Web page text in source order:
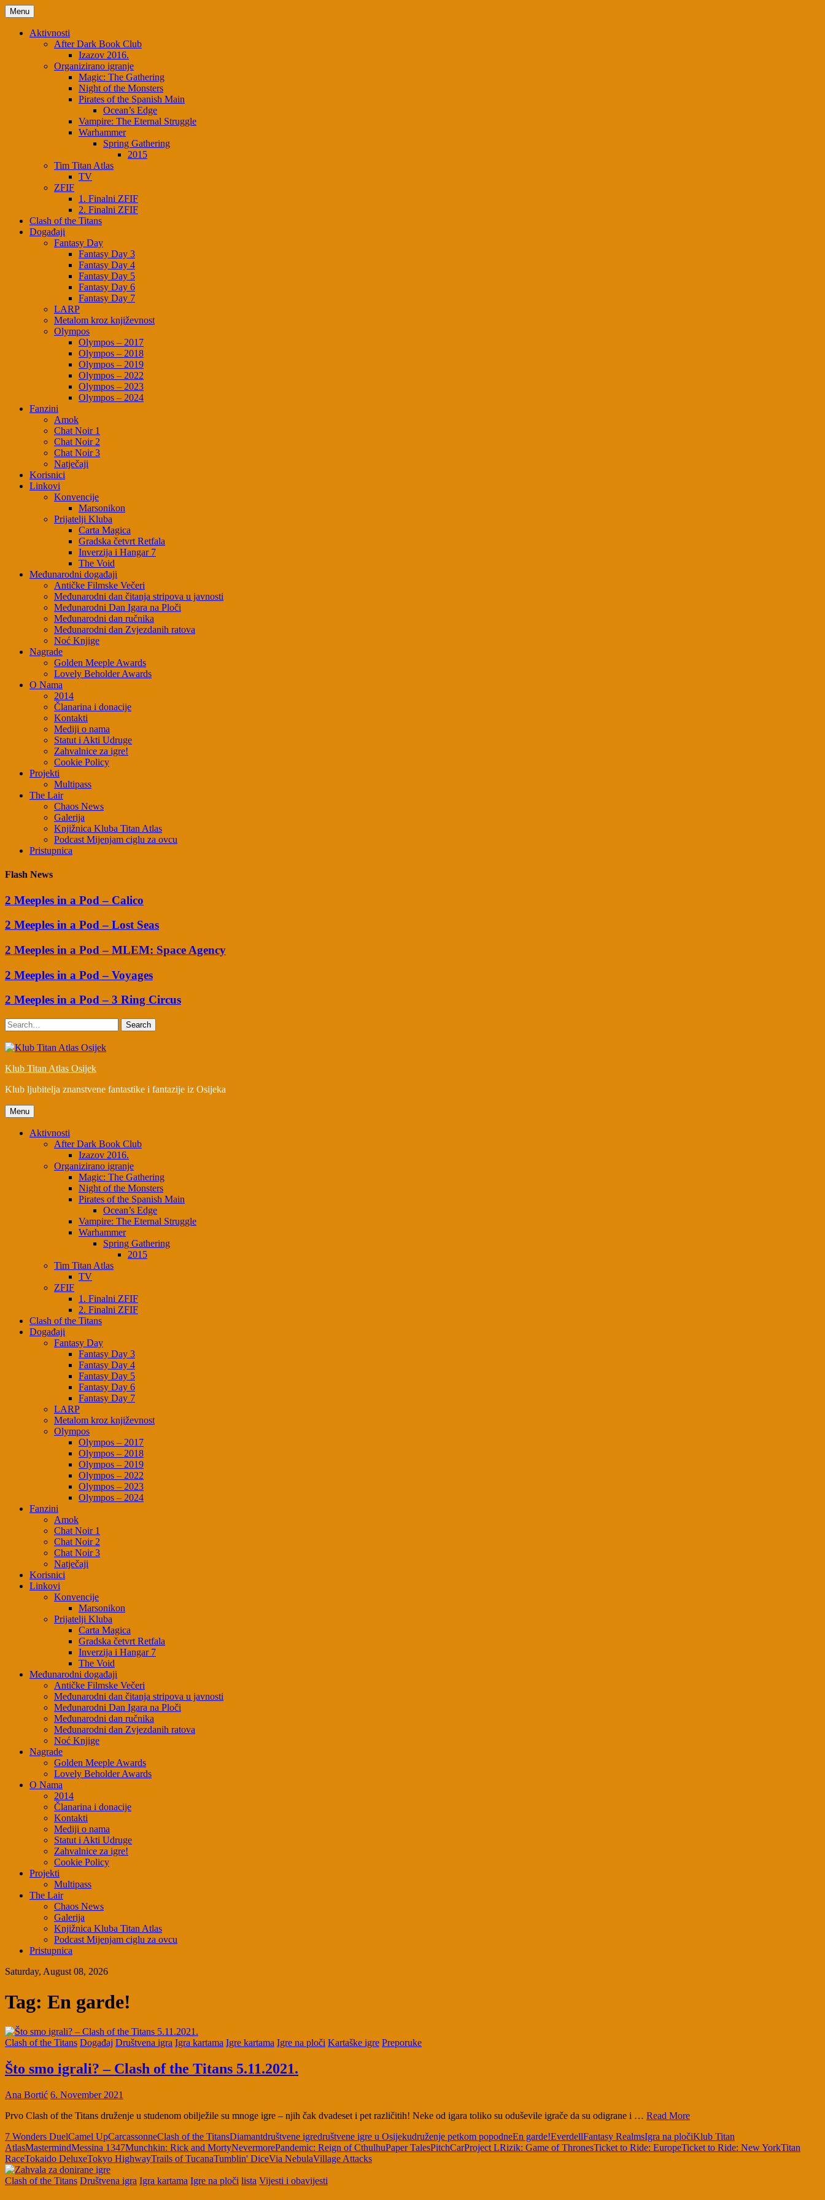
Skip
to
content
Menu
Aktivnosti
After Dark Book Club
Izazov 2016.
Organizirano igranje
Magic: The Gathering
Night of the Monsters
Pirates of the Spanish Main
Ocean’s Edge
Vampire: The Eternal Struggle
Warhammer
Spring Gathering
2015
Tim Titan Atlas
TV
ZFIF
1. Finalni ZFIF
2. Finalni ZFIF
Clash of the Titans
Događaji
Fantasy Day
Fantasy Day 3
Fantasy Day 4
Fantasy Day 5
Fantasy Day 6
Fantasy Day 7
LARP
Metalom kroz književnost
Olympos
Olympos – 2017
Olympos – 2018
Olympos – 2019
Olympos – 2022
Olympos – 2023
Olympos – 2024
Fanzini
Amok
Chat Noir 1
Chat Noir 2
Chat Noir 3
Natječaji
Korisnici
Linkovi
Konvencije
Marsonikon
Prijatelji Kluba
Carta Magica
Gradska četvrt Retfala
Inverzija i Hangar 7
The Void
Međunarodni događaji
Antičke Filmske Večeri
Međunarodni dan čitanja stripova u javnosti
Međunarodni Dan Igara na Ploči
Međunarodni dan ručnika
Međunarodni dan Zvjezdanih ratova
Noć Knjige
Nagrade
Golden Meeple Awards
Lovely Beholder Awards
O Nama
2014
Članarina i donacije
Kontakti
Mediji o nama
Statut i Akti Udruge
Zahvalnice za igre!
Cookie Policy
Projekti
Multipass
The Lair
Chaos News
Galerija
Knjižnica Kluba Titan Atlas
Podcast Mijenjam ciglu za ovcu
Pristupnica
Flash News
2 Meeples in a Pod – Calico
2 Meeples in a Pod – Lost Seas
2 Meeples in a Pod – MLEM: Space Agency
2 Meeples in a Pod – Voyages
2 Meeples in a Pod – 3 Ring Circus
Search
Klub Titan Atlas Osijek
Klub ljubitelja znanstvene fantastike i fantazije iz Osijeka
Menu
Aktivnosti
After Dark Book Club
Izazov 2016.
Organizirano igranje
Magic: The Gathering
Night of the Monsters
Pirates of the Spanish Main
Ocean’s Edge
Vampire: The Eternal Struggle
Warhammer
Spring Gathering
2015
Tim Titan Atlas
TV
ZFIF
1. Finalni ZFIF
2. Finalni ZFIF
Clash of the Titans
Događaji
Fantasy Day
Fantasy Day 3
Fantasy Day 4
Fantasy Day 5
Fantasy Day 6
Fantasy Day 7
LARP
Metalom kroz književnost
Olympos
Olympos – 2017
Olympos – 2018
Olympos – 2019
Olympos – 2022
Olympos – 2023
Olympos – 2024
Fanzini
Amok
Chat Noir 1
Chat Noir 2
Chat Noir 3
Natječaji
Korisnici
Linkovi
Konvencije
Marsonikon
Prijatelji Kluba
Carta Magica
Gradska četvrt Retfala
Inverzija i Hangar 7
The Void
Međunarodni događaji
Antičke Filmske Večeri
Međunarodni dan čitanja stripova u javnosti
Međunarodni Dan Igara na Ploči
Međunarodni dan ručnika
Međunarodni dan Zvjezdanih ratova
Noć Knjige
Nagrade
Golden Meeple Awards
Lovely Beholder Awards
O Nama
2014
Članarina i donacije
Kontakti
Mediji o nama
Statut i Akti Udruge
Zahvalnice za igre!
Cookie Policy
Projekti
Multipass
The Lair
Chaos News
Galerija
Knjižnica Kluba Titan Atlas
Podcast Mijenjam ciglu za ovcu
Pristupnica
Saturday, August 08, 2026
Tag: En garde!
Clash of the Titans Događaj Društvena igra Igra kartama Igre kartama Igre na ploči Kartaške igre Preporuke
Što smo igrali? – Clash of the Titans 5.11.2021.
Ana Bortić 6. November 2021
Prvo Clash of the Titans druženje u studenom obilježile su mnoge igre – njih čak dvadeset i pet različitih! Neke od igara toliko su oduševile igrače da su odigrane i … Read More
7 Wonders DuelCamel UpCarcassonneClash of the TitansDiamantdruštvene igredruštvene igre u Osijekudruženje petkom popodneEn garde!EverdellFantasy RealmsIgra na pločiKlub Titan
AtlasMastermindMessina 1347Munchkin: Rick and MortyNevermorePandemic: Reign of CthulhuPaper TalesPitchCarProject LRizik: Game of ThronesTicket to Ride: EuropeTicket to Ride: New YorkTitan
RaceTokaido DeluxeTokyo HighwayTrails of TucanaTumblin' DiceVia NebulaVillage Attacks
Clash of the Titans Društvena igra Igra kartama Igre na ploči lista Vijesti i obavijesti